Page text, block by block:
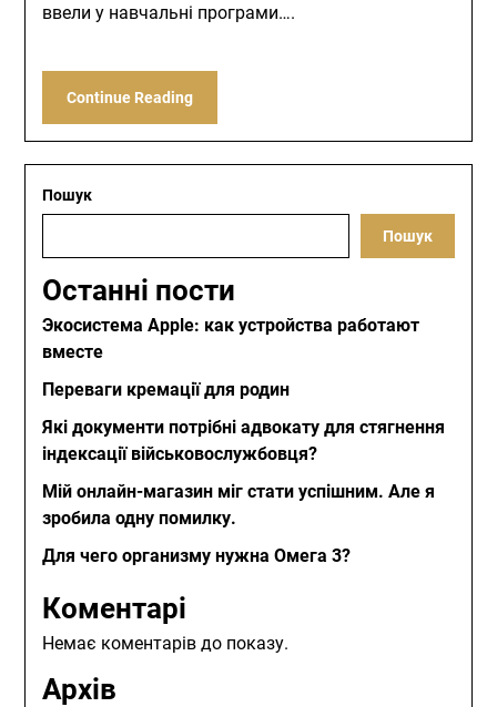
ввели у навчальні програми….
Continue Reading
Пошук
Пошук
Останні пости
Экосистема Apple: как устройства работают
вместе
Переваги кремації для родин
Які документи потрібні адвокату для стягнення
індексації військовослужбовця?
Мій онлайн-магазин міг стати успішним. Але я
зробила одну помилку.
Для чего организму нужна Омега 3?
Коментарі
Немає коментарів до показу.
Архів